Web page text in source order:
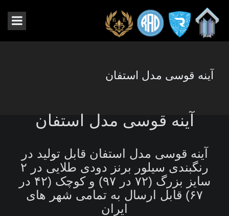
آینه قوسی مدل استفان
آینه قوسی مدل استفان
آینه قوسی مدل استفان قابل تولید در
رنگبندی سیلور برنز دودی طلایی در ۲
سایز بزرگ (۷۲ در ۹۷) و کوچک (۴۲ در
۶۷) قابل ارسال به تمامی شهر های
ایران